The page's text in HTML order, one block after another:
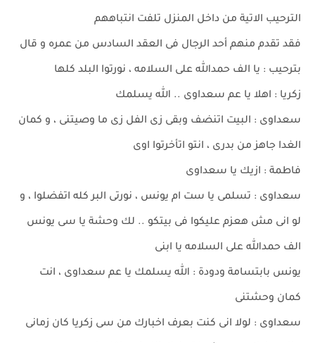
الترحيب الاتية من داخل المنزل تلفت انتباههم
فقد تقدم منهم أحد الرجال فى العقد السادس من عمره و قال
بترحيب : يا الف حمدالله على السلامه ، نورتوا البلد كلها
زكريا : اهلا يا عم سعداوى .. الله يسلمك
سعداوى : البيت اتنضف وبقى زى الفل زى ما وصيتنى ، و كمان
الغدا جاهز من بدرى ، انتو اتأخرتوا اوى
فاطمة : ازيك يا سعداوى
سعداوى : تسلمى يا ست ام يونس ، نورتى البر كله اتفضلوا ، و
لو انى مش هعزم عليكوا فى بيتكو .. لك وحشة يا سى يونس
الف حمدالله على السلامه يا ابنى
يونس بابتسامة ودودة : الله يسلمك يا عم سعداوى ، انت
كمان وحشتنى
سعداوى : لولا انى كنت بعرف اخبارك من سى زكريا كان زمانى